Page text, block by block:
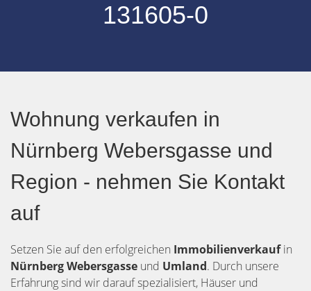
131605-0
Wohnung verkaufen in
Nürnberg Webersgasse und
Region - nehmen Sie Kontakt
auf
Setzen Sie auf den erfolgreichen Immobilienverkaufin
NürnbergWebersgasse und Umland. Durch unsere
Erfahrung sind wir darauf spezialisiert, Häuser und